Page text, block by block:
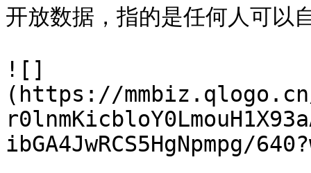
开放数据，指的是任何人可以
![]
(https://mmbiz.qlogo.cn/
ibGA4JwRCS5HgNpmpg/